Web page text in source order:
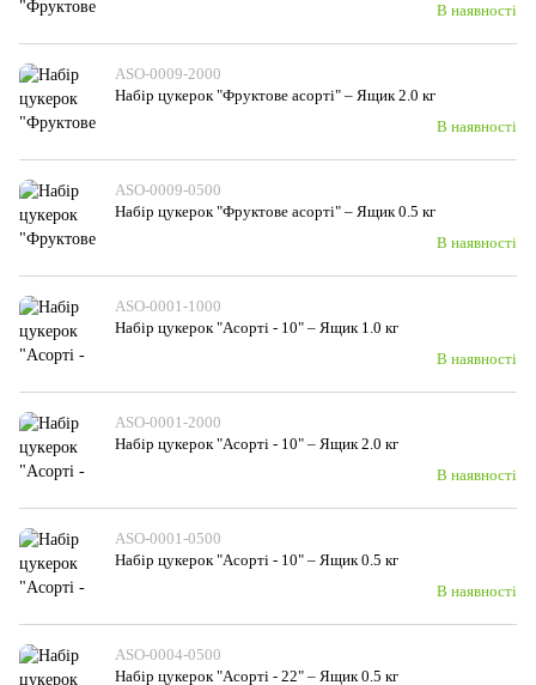
В наявності
ASO-0009-2000
Набiр цукерок "Фруктове асорті" – Ящик 2.0 кг
В наявності
ASO-0009-0500
Набiр цукерок "Фруктове асорті" – Ящик 0.5 кг
В наявності
ASO-0001-1000
Набiр цукерок "Асорті - 10" – Ящик 1.0 кг
В наявності
ASO-0001-2000
Набiр цукерок "Асорті - 10" – Ящик 2.0 кг
В наявності
ASO-0001-0500
Набiр цукерок "Асорті - 10" – Ящик 0.5 кг
В наявності
ASO-0004-0500
Набiр цукерок "Асорті - 22" – Ящик 0.5 кг